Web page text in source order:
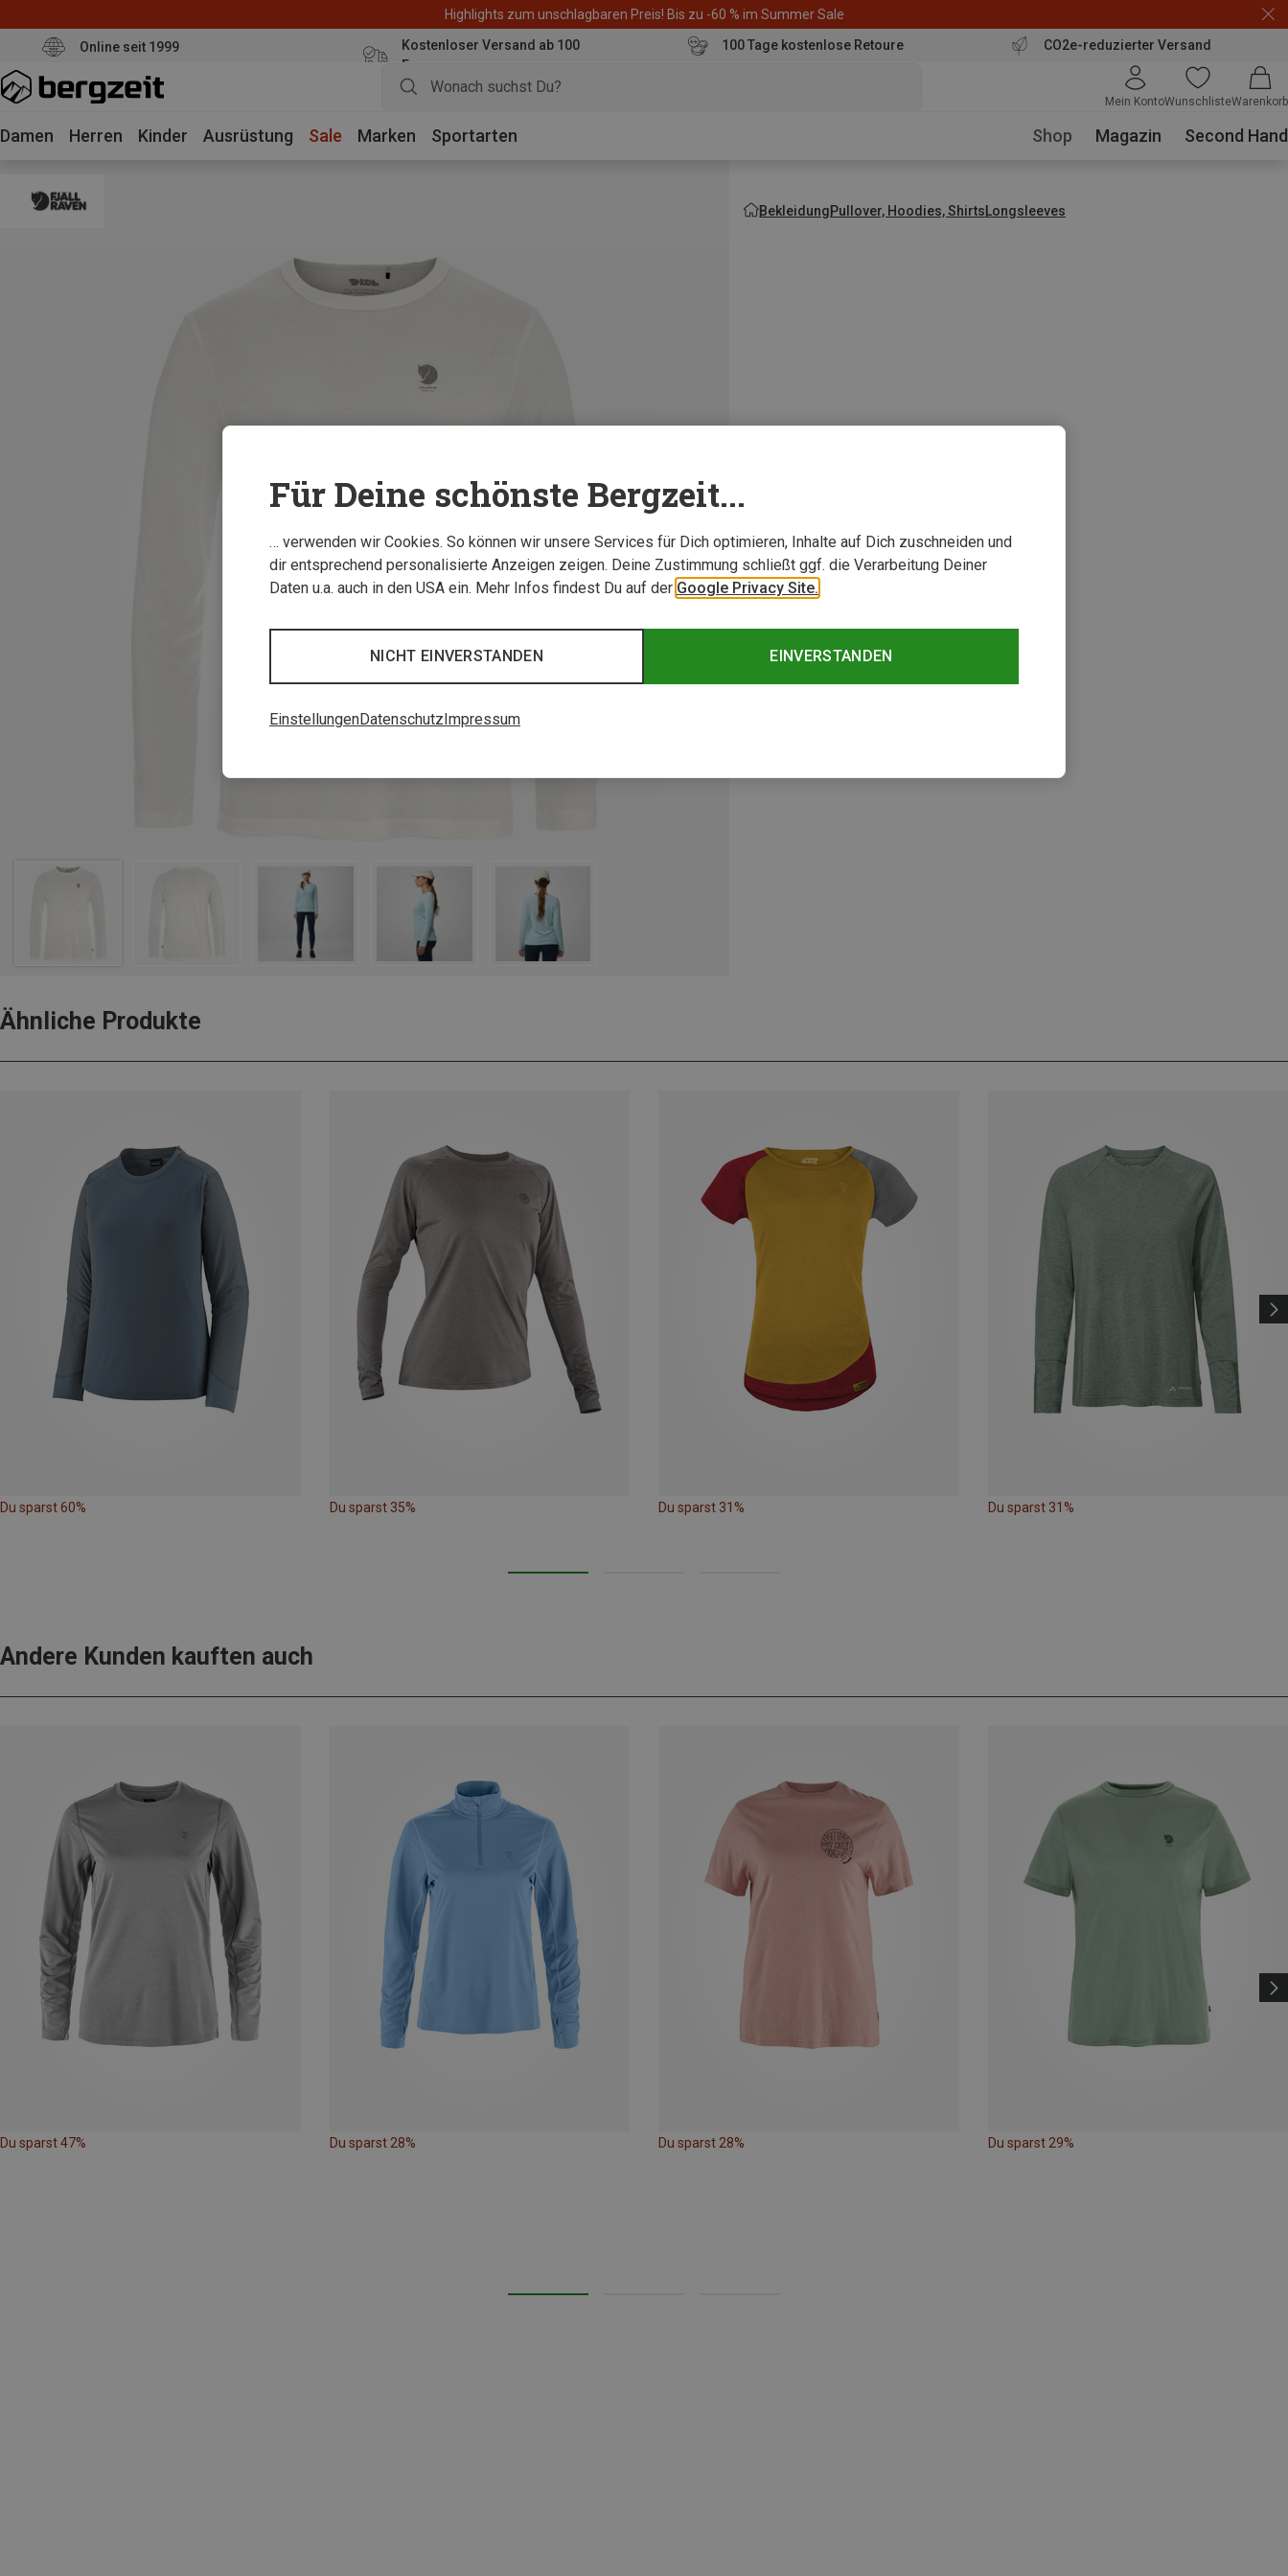
Highlights zum unschlagbaren Preis! Bis zu -60 % im Summer Sale
Online seit 1999
Kostenloser Versand ab 100
Euro
100 Tage kostenlose Retoure CO2e-reduzierter Versand
Mein KontoWunschlisteWarenkorb
Damen Herren Kinder Ausrüstung Sale Marken Sportarten Shop Magazin Second Hand
BekleidungPullover, Hoodies, ShirtsLongsleeves
Ähnliche Produkte
Du sparst 60% Du sparst 35% Du sparst 31% Du sparst 31%
Andere Kunden kauften auch
Du sparst 47% Du sparst 28% Du sparst 28% Du sparst 29%
Für Deine schönste Bergzeit...
… verwenden wir Cookies. So können wir unsere Services für Dich optimieren, Inhalte auf Dich zuschneiden und
dir entsprechend personalisierte Anzeigen zeigen. Deine Zustimmung schließt ggf. die Verarbeitung Deiner
Daten u.a. auch in den USA ein. Mehr Infos findest Du auf der Google Privacy Site.
EINVERSTANDEN
NICHT EINVERSTANDEN
EinstellungenDatenschutzImpressum